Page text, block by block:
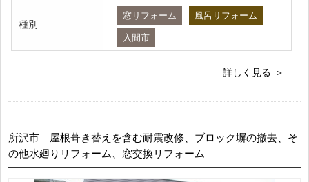
種別
窓リフォーム 風呂リフォーム
入間市
詳しく見る
所沢市 屋根葺き替えを含む耐震改修、ブロック塀の撤去、そ
の他水廻りリフォーム、窓交換リフォーム